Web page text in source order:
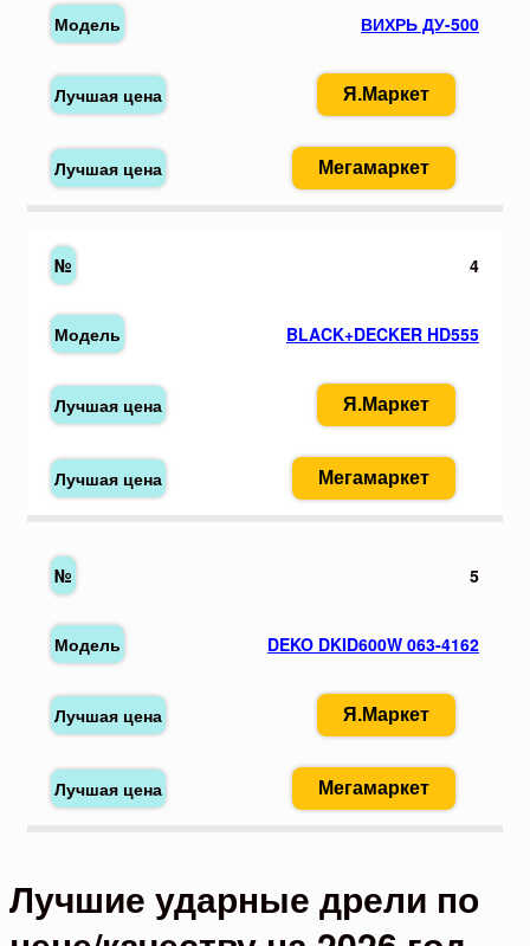
ВИХРЬ ДУ-500
Я.Маркет
Мегамаркет
4
BLACK+DECKER HD555
Я.Маркет
Мегамаркет
5
DEKO DKID600W 063-4162
Я.Маркет
Мегамаркет
Лучшие ударные дрели по